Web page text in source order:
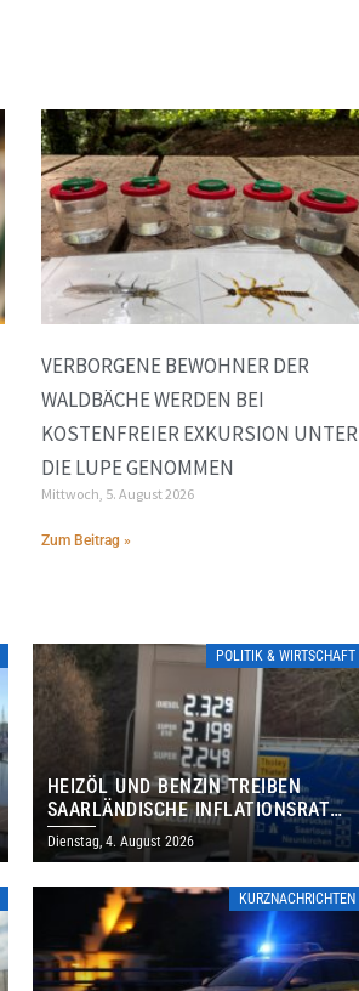
VERBORGENE BEWOHNER DER
WALDBÄCHE WERDEN BEI
KOSTENFREIER EXKURSION UNTER
DIE LUPE GENOMMEN
Mittwoch, 5. August 2026
Zum Beitrag »
POLITIK & WIRTSCHAFT
HEIZÖL UND BENZIN TREIBEN
SAARLÄNDISCHE INFLATIONSRATE
IM JULI AUF 3,2 PROZENT
Dienstag, 4. August 2026
KURZNACHRICHTEN